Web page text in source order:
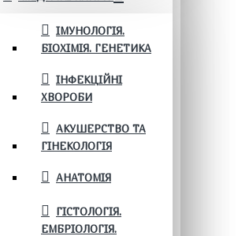
ІМУНОЛОГІЯ.
БІОХІМІЯ. ГЕНЕТИКА
ІНФЕКЦІЙНІ
ХВОРОБИ
АКУШЕРСТВО ТА
ГІНЕКОЛОГІЯ
АНАТОМІЯ
ГІСТОЛОГІЯ.
ЕМБРІОЛОГІЯ.